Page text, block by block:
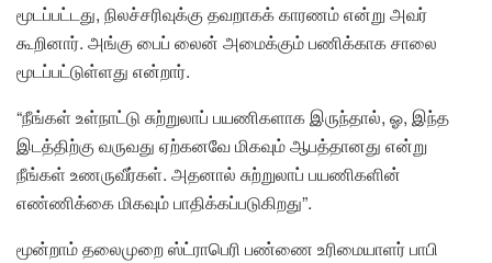
மூடப்பட்டது, நிலச்சரிவுக்கு தவறாகக் காரணம் என்று அவர்
கூறினார். அங்கு பைப் லைன் அமைக்கும் பணிக்காக சாலை
மூடப்பட்டுள்ளது என்றார்.
“நீங்கள் உள்நாட்டு சுற்றுலாப் பயணிகளாக இருந்தால், ஓ, இந்த
இடத்திற்கு வருவது ஏற்கனவே மிகவும் ஆபத்தானது என்று
நீங்கள் உணருவீர்கள். அதனால் சுற்றுலாப் பயணிகளின்
எண்ணிக்கை மிகவும் பாதிக்கப்படுகிறது”.
மூன்றாம் தலைமுறை ஸ்ட்ராபெரி பண்ணை உரிமையாளர் பாபி